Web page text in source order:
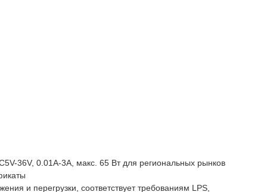
36V, 0.01A-3A, макс. 65 Вт для региональных рынков
и перегрузки, соответствует требованиям LPS,